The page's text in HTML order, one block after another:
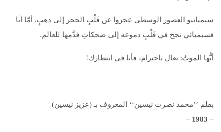
سيميائيو العصور الوسطى عجزوا عن قَلْبِ الحجر إلى ذهبٍ. أمَّا أنا
فسيميائي نجح في قَلْبِ دموعه إلى ضحكاتِ قدَّمها للعالم.
أيُّها الموتُ: تعال باحترام، فأنا في انتظارك!
بقلم ’’محمد نصرت نيسين‘‘ المعروف بـ (عزيز نيسين)
– 1983
–